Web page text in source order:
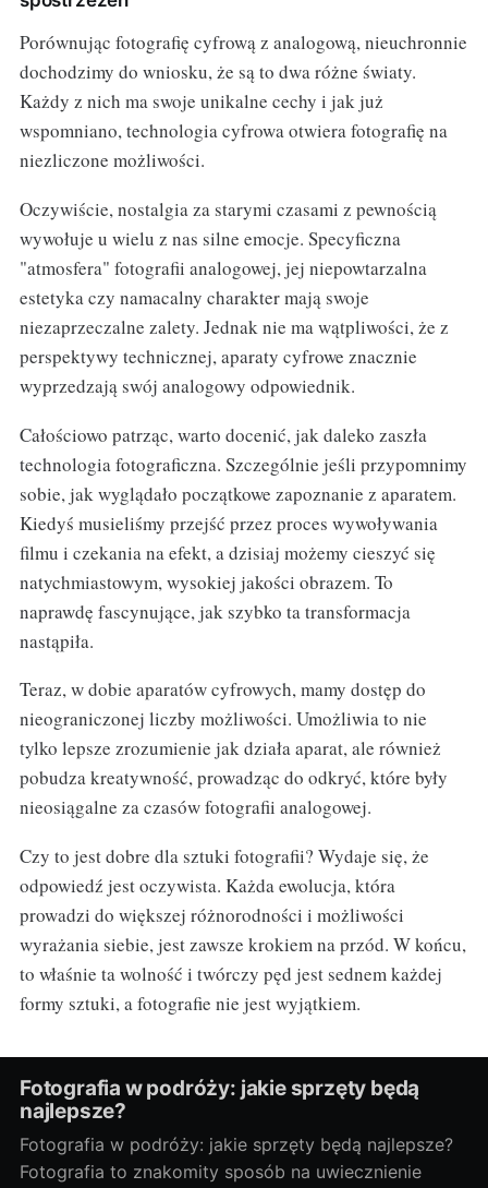
Porównując fotografię cyfrową z analogową, nieuchronnie
dochodzimy do wniosku, że są to dwa różne światy.
Każdy z nich ma swoje unikalne cechy i jak już
wspomniano, technologia cyfrowa otwiera fotografię na
niezliczone możliwości.
Oczywiście, nostalgia za starymi czasami z pewnością
wywołuje u wielu z nas silne emocje. Specyficzna
"atmosfera" fotografii analogowej, jej niepowtarzalna
estetyka czy namacalny charakter mają swoje
niezaprzeczalne zalety. Jednak nie ma wątpliwości, że z
perspektywy technicznej, aparaty cyfrowe znacznie
wyprzedzają swój analogowy odpowiednik.
Całościowo patrząc, warto docenić, jak daleko zaszła
technologia fotograficzna. Szczególnie jeśli przypomnimy
sobie, jak wyglądało początkowe zapoznanie z aparatem.
Kiedyś musieliśmy przejść przez proces wywoływania
filmu i czekania na efekt, a dzisiaj możemy cieszyć się
natychmiastowym, wysokiej jakości obrazem. To
naprawdę fascynujące, jak szybko ta transformacja
nastąpiła.
Teraz, w dobie aparatów cyfrowych, mamy dostęp do
nieograniczonej liczby możliwości. Umożliwia to nie
tylko lepsze zrozumienie jak działa aparat, ale również
pobudza kreatywność, prowadząc do odkryć, które były
nieosiągalne za czasów fotografii analogowej.
Czy to jest dobre dla sztuki fotografii? Wydaje się, że
odpowiedź jest oczywista. Każda ewolucja, która
prowadzi do większej różnorodności i możliwości
wyrażania siebie, jest zawsze krokiem na przód. W końcu,
to właśnie ta wolność i twórczy pęd jest sednem każdej
formy sztuki, a fotografie nie jest wyjątkiem.
Fotografia w podróży: jakie sprzęty będą
najlepsze?
Fotografia w podróży: jakie sprzęty będą najlepsze?
Fotografia to znakomity sposób na uwiecznienie